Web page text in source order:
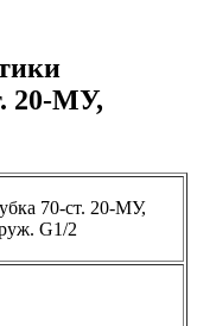
20-МУ,
70-ст. 20-МУ,
G1/2